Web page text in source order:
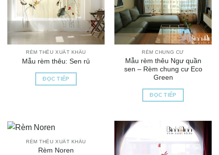
RÈM THÊU XUẤT KHẨU
Mẫu rèm thêu: Sen rủ
ĐỌC TIẾP
RÈM CHUNG CƯ
Mẫu rèm thêu Ngư quần
sen – Rèm chung cư Eco
Green
ĐỌC TIẾP
RÈM THÊU XUẤT KHẨU
Rèm Noren